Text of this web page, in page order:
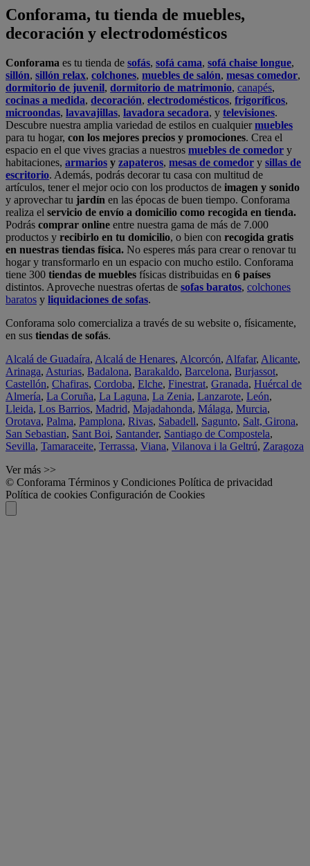
Conforama, tu tienda de muebles,
decoración y electrodomésticos
Conforama es tu tienda de sofás, sofá cama, sofá chaise longue,
sillón, sillón relax, colchones, muebles de salón, mesas comedor,
dormitorio de juvenil, dormitorio de matrimonio, canapés,
cocinas a medida, decoración, electrodomésticos, frigoríficos,
microondas, lavavajillas, lavadora secadora, y televisiones.
Descubre nuestra amplia variedad de estilos en cualquiermuebles
para tu hogar, con los mejores precios y promociones. Crea el
espacio en el que vives gracias a nuestros muebles de comedor y
habitaciones, armarios y zapateros, mesas de comedor y sillas de
escritorio. Además, podrás decorar tu casa con multitud de
artículos, tener el mejor ocio con los productos de imagen y sonido
y aprovechar tu jardín en las épocas de buen tiempo. Conforama
realiza el servicio de envío a domicilio como recogida en tienda.
Podrás comprar online entre nuestra gama de más de 7.000
productos y recibirlo en tu domicilio, o bien con recogida gratis
en nuestras tiendas física. No esperes más para crear o renovar tu
hogar y transformarlo en un espacio con mucho estilo. Conforama
tiene 300 tiendas de muebles físicas distribuidas en 6 países
distintos. Aproveche nuestras ofertas de sofas baratos, colchones
baratos y liquidaciones de sofas.
Conforama solo comercializa a través de su website o, físicamente,
en sus tiendas de sofás.
Alcalá de Guadaíra, Alcalá de Henares, Alcorcón, Alfafar, Alicante,
Arinaga, Asturias, Badalona, Barakaldo, Barcelona, Burjassot,
Castellón, Chafiras, Cordoba, Elche, Finestrat, Granada, Huércal de
Almería, La Coruña, La Laguna, La Zenia, Lanzarote, León,
Lleida, Los Barrios, Madrid, Majadahonda, Málaga, Murcia,
Orotava, Palma, Pamplona, Rivas, Sabadell, Sagunto, Salt, Girona,
San Sebastian, Sant Boi, Santander, Santiago de Compostela,
Sevilla, Tamaraceite, Terrassa, Viana, Vilanova i la Geltrú, Zaragoza
Ver más >>
© Conforama Términos y Condiciones Política de privacidad
Política de cookies Configuración de Cookies